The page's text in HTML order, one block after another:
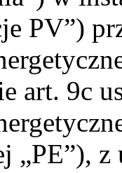
PV”)
art. 9c
„PE”),